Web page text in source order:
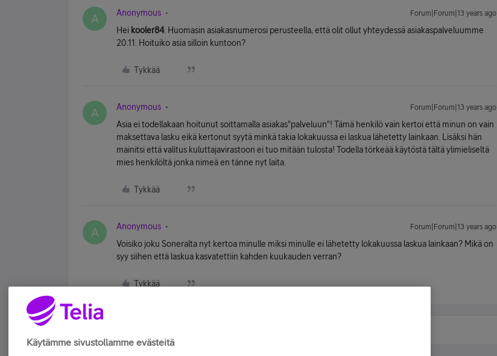
A Anonymous Forum|Forum|13 years ago
Hei kooler84: Huomasin asiakasnumerosi perusteella, että olit ollut yhteydessä asiakaspalveluumme
20.11. Hoituiko asia silloin kuntoon?
Tykkää
A Anonymous Forum|Forum|13 years ago
Asia ei todellakaan hoitunut soittamalla asiakas"palveluun"! Tämä henkilö vain kertoi että minun on vain
maksettava lasku eikä kertonut syytä minkä takia lokakuussa ei laskua lähetetty lainkaan. Lisäksi hän
mainitsi että valitus kuluttajavirastoon ei tuo mitään tulosta! Todella törkeää käytöstä tältä ylimieliseltä
mies henkilöltä jonka nimeä en tänne nyt laita.
Tykkää
A Anonymous Forum|Forum|13 years ago
Voisiko joku Soneralta nyt kertoa minulle miksi minulle ei lähetetty lokakuussa laskua lainkaan? Mikä on
syy siihen että laskua kasvatettiin kahden kuukauden verran?
Tykkää
Käytämme sivustollamme evästeitä